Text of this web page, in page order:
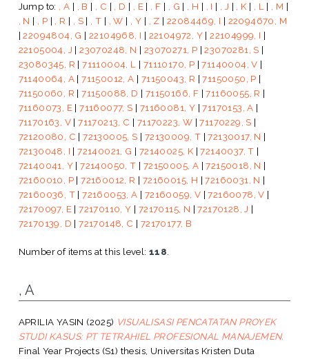
Jump to: , A | , B | , C | , D | , E | , F | , G | , H | , I | , J | , K | , L | , M |
, N | , P | , R | , S | , T | , W | , Y | , Z | 22084469, I | 22094670, M
|22094804, G |22104968, I | 22104972, Y |22104999, I |
22105004, J |23070248, N | 23070271, P |23070281, S |
23080345, R |71110004, L | 71110170, P |71140004, V |
71140064, A |71150012, A | 71150043, R |71150050, P |
71150060, R |71150088, D | 71150166, F |71160055, R |
71160073, E |71160077, S | 71160081, Y |71170153, A |
71170163, V |71170213, C | 71170223, W |71170229, S |
72120080, C |72130005, S | 72130009, T |72130017, N |
72130048, I |72140021, G | 72140025, K |72140037, T |
72140041, Y |72140050, T | 72150005, A |72150018, N |
72160010, P |72160012, R | 72160015, H |72160031, N |
72160036, T |72160053, A | 72160059, V |72160078, V |
72170097, E |72170110, Y | 72170115, N |72170128, J |
72170139, D |72170148, C | 72170177, B
Number of items at this level:118
, A
APRILIA YASIN (2025) VISUALISASI PENCATATAN PROYEK
STUDI KASUS: PT TETRAHIEL PROFESIONAL MANAJEMEN.
Final Year Projects (S1) thesis, Universitas Kristen Duta